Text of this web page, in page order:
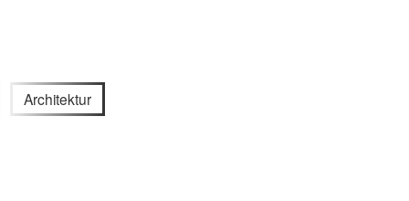
Architektur